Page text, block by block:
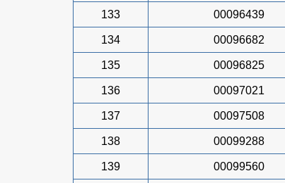
133 00096439
134 00096682
135 00096825
136 00097021
137 00097508
138 00099288
139 00099560